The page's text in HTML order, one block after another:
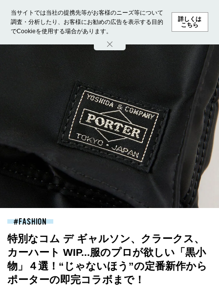
当サイトでは当社の提携先等がお客様のニーズ等について
調査・分析したり、お客様にお勧めの広告を表示する目的
でCookieを使用する場合があります。
詳しくは
こちら
ホーム モデル募集 ランキング ファッション ビューテ
FASHION
特別なコム デ ギャルソン、クラークス、
カーハート WIP...服のプロが欲しい「黒小
物」４選！“じゃないほう”の定番新作から
ポーターの即完コラボまで！